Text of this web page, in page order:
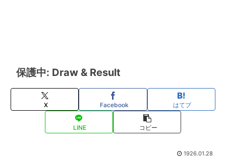
保護中: Draw & Result
X Facebook はてブ
LINE コピー
1926.01.28